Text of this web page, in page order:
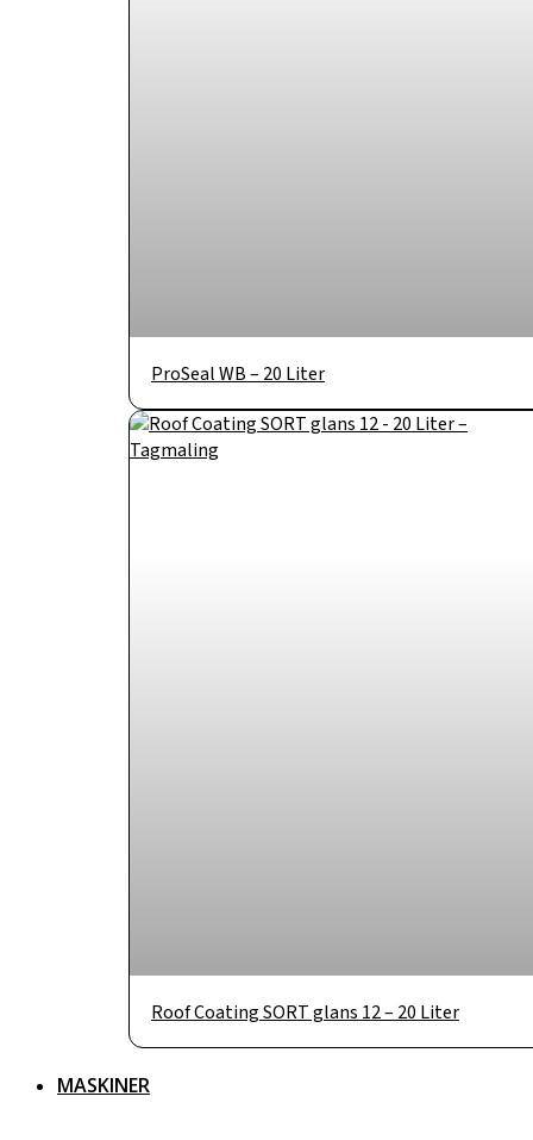
ProSeal WB – 20 Liter
Roof Coating SORT glans 12 – 20 Liter
MASKINER